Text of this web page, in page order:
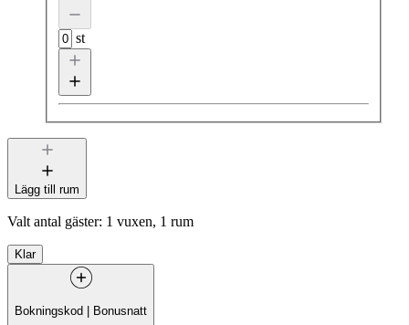
st
Lägg till rum
Valt antal gäster: 1 vuxen, 1 rum
Klar
Bokningskod | Bonusnatt